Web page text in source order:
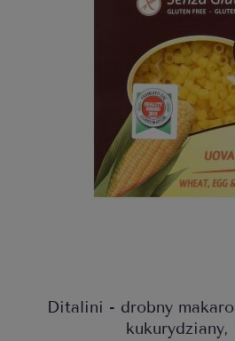
Ditalini - drobny
kukurydziany,